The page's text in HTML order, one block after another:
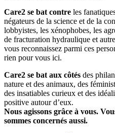
Care2 se bat contre les
négateurs de la science et de la
lobbyistes, les xénophobes, les
de fracturation hydraulique et
vous reconnaissez parmi ces
rien pour vous ici.
Care2 se bat aux côtés des
nature et des animaux, des
des insatiables curieux et des
positive autour d’eux.
Nous agissons grâce à vous.
sommes concernés aussi.